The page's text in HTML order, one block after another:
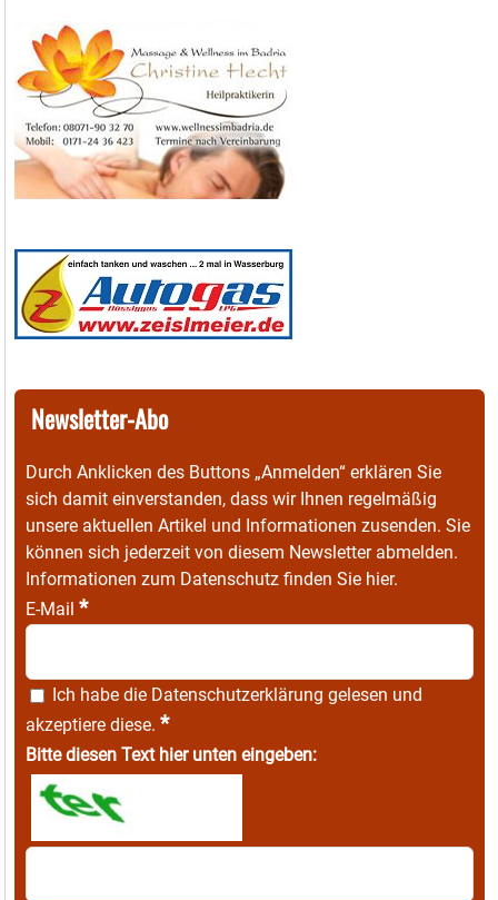
Newsletter-Abo
Durch Anklicken des Buttons „Anmelden“ erklären Sie
sich damit einverstanden, dass wir Ihnen regelmäßig
unsere aktuellen Artikel und Informationen zusenden. Sie
können sich jederzeit von diesem Newsletter abmelden.
Informationen zum Datenschutz finden Sie hier.
E-Mail *
Ich habe die Datenschutzerklärung gelesen und
akzeptiere diese. *
Bitte diesen Text hier unten eingeben: